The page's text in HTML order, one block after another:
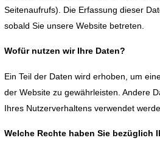
Seitenaufrufs). Die Erfassung dieser
sobald Sie unsere Website betreten.
Wofür nutzen wir Ihre Daten?
Ein Teil der Daten wird erhoben, um
der Website zu gewährleisten. Andere
Ihres Nutzerverhaltens verwendet
Welche Rechte haben Sie bezüglich